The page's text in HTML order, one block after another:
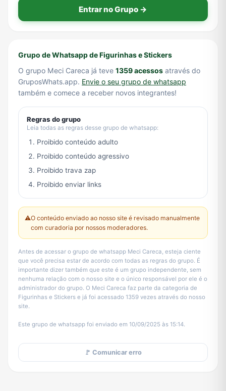
Entrar no Grupo →
Grupo de Whatsapp de Figurinhas e Stickers
O grupo Meci Careca já teve 1359 acessos através do
GruposWhats.app. Envie o seu grupo de whatsapp
também e comece a receber novos integrantes!
Regras do grupo
Leia todas as regras desse grupo de whatsapp:
Proibido conteúdo adulto
Proibido conteúdo agressivo
Proibido trava zap
Proibido enviar links
⚠️O conteúdo enviado ao nosso site é revisado manualmente
com curadoria por nossos moderadores.
Antes de acessar o grupo de whatsapp Meci Careca, esteja ciente
que você precisa estar de acordo com todas as regras do grupo. É
importante dizer também que este é um grupo independente, sem
nenhuma relação com o nosso site e o único responsável por ele é o
administrador do grupo. O Meci Careca faz parte da categoria de
Figurinhas e Stickers e já foi acessado 1359 vezes através do nosso
site.
Este grupo de whatsapp foi enviado em 10/09/2025 às 15:14.
🚩 Comunicar erro